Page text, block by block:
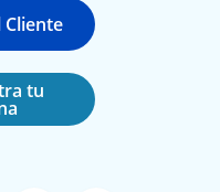
Cliente
531-6720
tu